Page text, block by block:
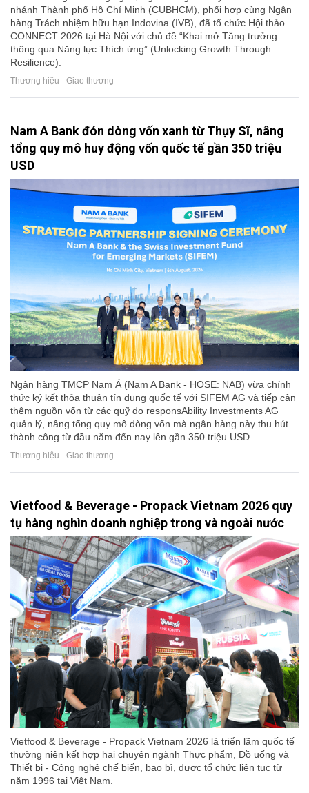
nhánh Thành phố Hồ Chí Minh (CUBHCM), phối hợp cùng Ngân
hàng Trách nhiệm hữu hạn Indovina (IVB), đã tổ chức Hội thảo
CONNECT 2026 tại Hà Nội với chủ đề “Khai mở Tăng trưởng
thông qua Năng lực Thích ứng” (Unlocking Growth Through
Resilience).
Thương hiệu - Giao thương
Nam A Bank đón dòng vốn xanh từ Thụy Sĩ, nâng
tổng quy mô huy động vốn quốc tế gần 350 triệu
USD
Ngân hàng TMCP Nam Á (Nam A Bank - HOSE: NAB) vừa chính
thức ký kết thỏa thuận tín dụng quốc tế với SIFEM AG và tiếp cận
thêm nguồn vốn từ các quỹ do responsAbility Investments AG
quản lý, nâng tổng quy mô dòng vốn mà ngân hàng này thu hút
thành công từ đầu năm đến nay lên gần 350 triệu USD.
Thương hiệu - Giao thương
Vietfood & Beverage - Propack Vietnam 2026 quy
tụ hàng nghìn doanh nghiệp trong và ngoài nước
Vietfood & Beverage - Propack Vietnam 2026 là triển lãm quốc tế
thường niên kết hợp hai chuyên ngành Thực phẩm, Đồ uống và
Thiết bị - Công nghệ chế biến, bao bì, được tổ chức liên tục từ
năm 1996 tại Việt Nam.